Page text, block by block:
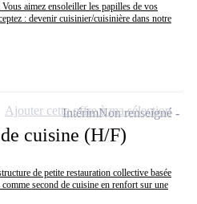
aimez ensoleiller les papilles de vos
: devenir cuisinier/cuisinière dans notre
cuisine (H/F)
de petite restauration collective basée
second de cuisine en renfort sur une
IntérimNon renseigné
Ajouter cette offre à ma sélection